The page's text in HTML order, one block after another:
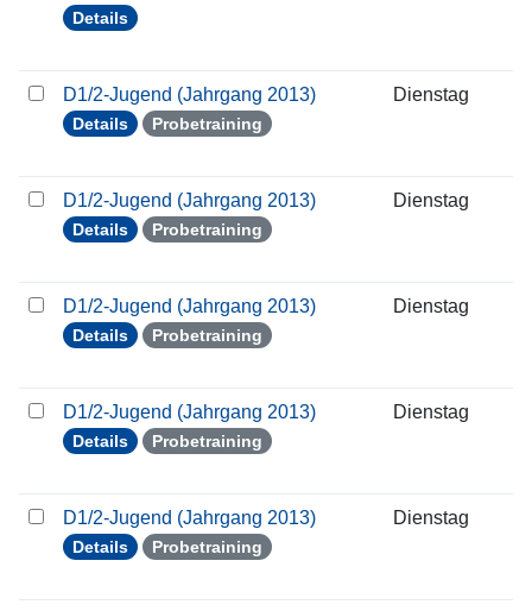
Details
D1/2-Jugend (Jahrgang 2013)
Details Probetraining
Dienstag
D1/2-Jugend (Jahrgang 2013)
Details Probetraining
Dienstag
D1/2-Jugend (Jahrgang 2013)
Details Probetraining
Dienstag
D1/2-Jugend (Jahrgang 2013)
Details Probetraining
Dienstag
D1/2-Jugend (Jahrgang 2013)
Details Probetraining
Dienstag